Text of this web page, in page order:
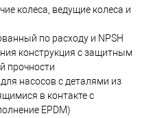
колеса, ведущие колеса и
по расходу и NPSH
конструкция с защитным
прочности
насосов с деталями из
в контакте с
EPDM)